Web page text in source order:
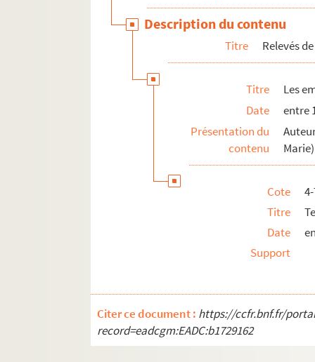
La femme nue : pièce en 4 actes. 1908
La figurante : comédie en 3 actes.
La fille de Roland : drame en 4 actes.
Les flambeaux : pièce en 3 actes. 1912
La flambée : pièce en 3 actes. 1911
La flamme : pièce en 4 actes. 1922
La fleur d'oranger : comédie en 3
Fleurs de luxe. 1930
La Flourpette entend des voix... :
Les Fourchambault : comédie en 5
Le foyer : pièce en 4 actes. 1908
Francillon : pièce en 3 actes. 1887
Description du contenu
Titre Relevés
Titre
Les
Date
entre
Présentation du
contenu
Marie)
Cote
Titre
Date
Support
Citer ce document : https://ccfr.bnf.fr/
record=eadcgm:EADC:b1729162